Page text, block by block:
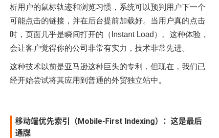
析用户的鼠标轨迹和浏览习惯，系统可以预判用户下一个
可能点击的链接，并在后台提前加载好。当用户真的点击
时，页面几乎是瞬间打开的（Instant Load）。这种体验，
会让客户觉得你的公司非常有实力，技术非常先进。
这种技术以前是亚马逊这种巨头的专利，但现在，我们已
经开始尝试将其应用到普通的外贸独立站中。
移动端优先索引（Mobile-First Indexing）：这是最后
通牒